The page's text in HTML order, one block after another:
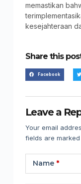
memastikan
kesejahteraan
Share this
Facebook
Leave a
Your email
fields are marked
Name*